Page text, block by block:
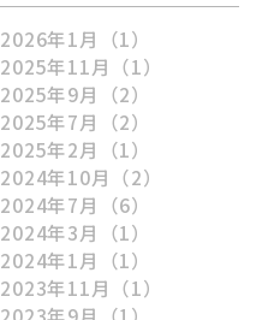
2026年1月
（1）
2025年11月 （1）
2025年9月
（2）
2025年7月
（2）
2025年2月
（1）
2024年10月 （2）
2024年7月
（6）
2024年3月
（1）
2024年1月
（1）
2023年11月 （1）
2023年9月
（1）